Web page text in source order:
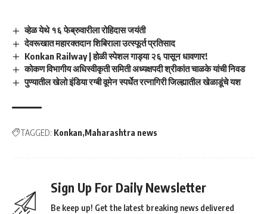
व्हेळ येथे १६ फेब्रुवारीला रोहिदास जयंती
देवरूखात महारक्तदान शिबिराला उत्स्फूर्त प्रतिसाद
Konkan Railway | होळी स्पेशल गाड्या २६ पासून धावणार!
कोकण विभागीय अधिस्वीकृती समिती अध्यक्षपदी श्रीकांत चाळके यांची निवड
पुण्यातील खेलो इंडिया रग्बी वूमेन स्पर्धेत रत्नागिरी जिल्ह्यातील खेळाडूंचे यश
TAGGED: Konkan Maharashtra news
Sign Up For Daily Newsletter
Be keep up! Get the latest breaking news delivered